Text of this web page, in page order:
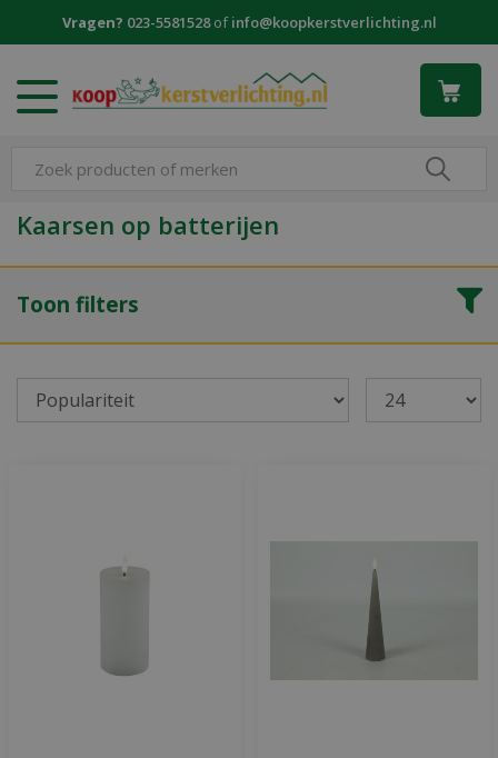
Vragen? 023-5581528ofinfo@koopkerstverlichting.nl
Kaarsen op batterijen
Toon filters